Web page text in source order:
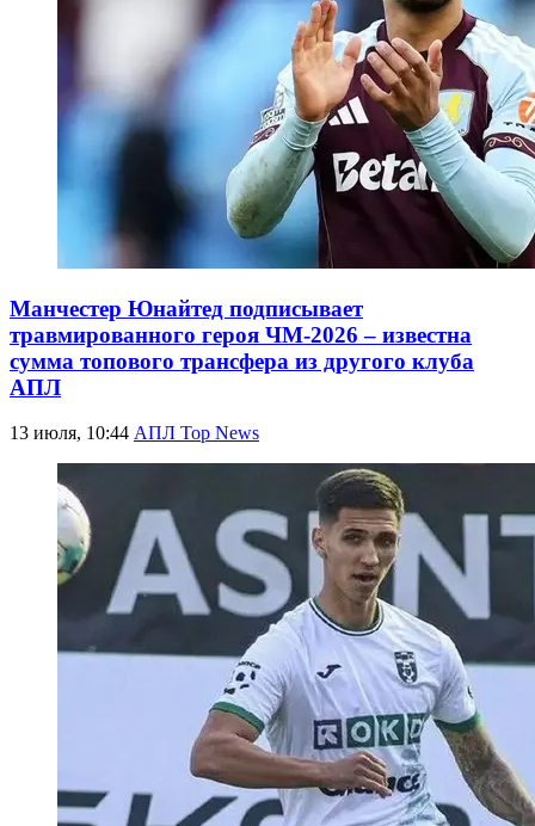
Манчестер Юнайтед подписывает
травмированного героя ЧМ-2026 – известна
сумма топового трансфера из другого клуба
АПЛ
13 июля, 10:44 АПЛ Top News